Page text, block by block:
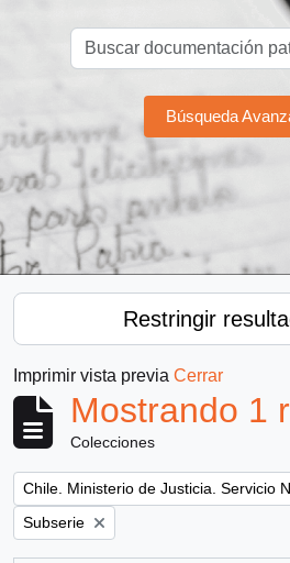
Búsqueda
Restringir
Imprimir vista previa Cerrar
Mostrando 1
Colecciones
Remove filter:
Chile. Ministerio de Justicia. Servicio
Remove filter:
Subserie